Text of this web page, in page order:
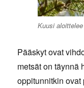
Kuusi
Pääskyt ovat
metsät on täynnä
oppitunnitkin